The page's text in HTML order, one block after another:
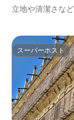
立地や清潔さな
スーパーホスト
スーパーホスト